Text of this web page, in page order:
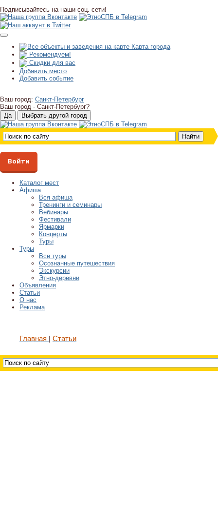
Подписывайтесь на наши соц. сети!
Карта города
Рекомендуем!
Скидки для вас
Добавить место
Добавить событие
Ваш город: Санкт-Петербург
Ваш город - Санкт-Петербург?
Войти
Каталог мест
Афиша
Вся афиша
Тренинги и семинары
Вебинары
Фестивали
Ярмарки
Концерты
Туры
Туры
Все туры
Осознанные путешествия
Экскурсии
Этно-деревни
Объявления
Статьи
О нас
Реклама
Главная Статьи